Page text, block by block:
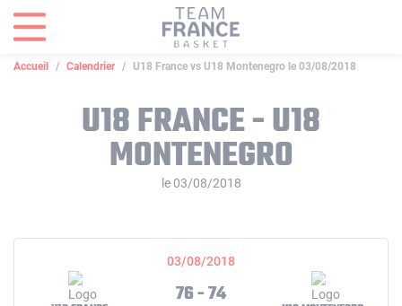
Accueil Calendrier U18 France vs U18 Montenegro le 03/08/2018
U18 FRANCE - U18
MONTENEGRO
le 03/08/2018
03/08/2018
76 - 74
Panneau de gestion des cookies